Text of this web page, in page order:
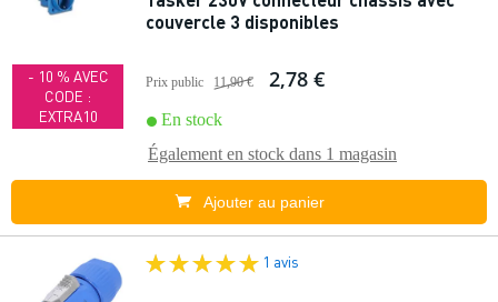
- 10 % AVEC
CODE :
EXTRA10
couvercle 3 disponibles
Prix public 11,90 € 2,78 €
En stock
Également en stock dans 1 magasin
Ajouter au panier
1 avis